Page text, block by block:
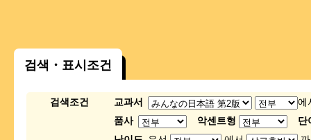
검색・표시조건
검색조건 교과서
에
품사
악센트형
단